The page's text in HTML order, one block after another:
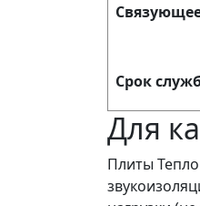
Срок
Для
Плиты